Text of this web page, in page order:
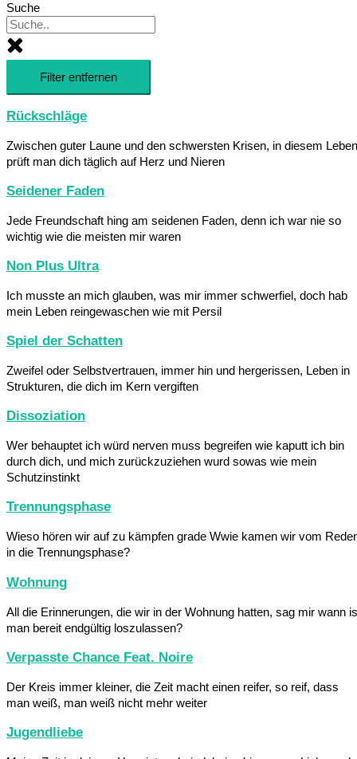
Suche
Filter entfernen
Rückschläge
Zwischen guter Laune und den schwersten Krisen, in diesem Leben
prüft man dich täglich auf Herz und Nieren
Seidener Faden
Jede Freundschaft hing am seidenen Faden, denn ich war nie so
wichtig wie die meisten mir waren
Non Plus Ultra
Ich musste an mich glauben, was mir immer schwerfiel, doch hab
mein Leben reingewaschen wie mit Persil
Spiel der Schatten
Zweifel oder Selbstvertrauen, immer hin und hergerissen, Leben in
Strukturen, die dich im Kern vergiften
Dissoziation
Wer behauptet ich würd nerven muss begreifen wie kaputt ich bin
durch dich, und mich zurückzuziehen wurd sowas wie mein
Schutzinstinkt
Trennungsphase
Wieso hören wir auf zu kämpfen grade Wwie kamen wir vom
in die Trennungsphase?
Wohnung
All die Erinnerungen, die wir in der Wohnung hatten, sag mir wann
man bereit endgültig loszulassen?
Verpasste Chance Feat. Noire
Der Kreis immer kleiner, die Zeit macht einen reifer, so reif, dass
man weiß, man weiß nicht mehr weiter
Jugendliebe